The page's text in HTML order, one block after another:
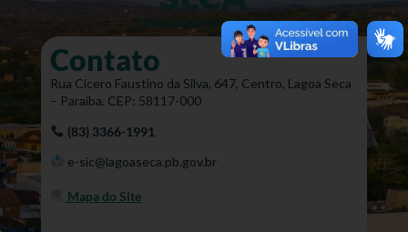
Contato
Rua Cícero Faustino da Silva, 647, Centro, Lagoa Seca
– Paraíba. CEP: 58117-000
(83) 3366-1991
e-sic@lagoaseca.pb.gov.br
Mapa do Site